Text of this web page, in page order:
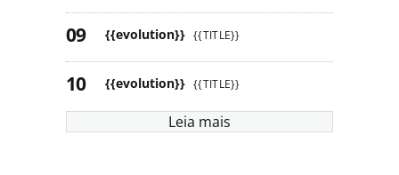
{{evolution}} {{TITLE}}
{{evolution}} {{TITLE}}
Leia mais